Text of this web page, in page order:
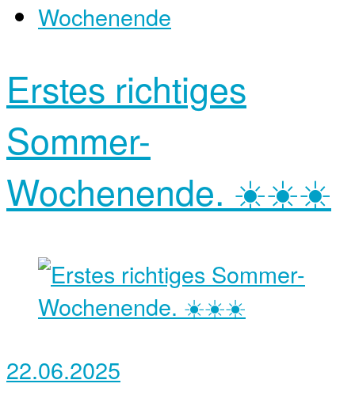
Wochenende
Erstes richtiges
Sommer-
Wochenende. ☀️☀️☀️
22.06.2025